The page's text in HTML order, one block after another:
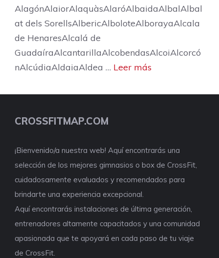
AlagónAlaiorAlaquàsAlaróAlbaidaAlbalAlbal
at dels SorellsAlbericAlboloteAlborayaAlcala
de HenaresAlcalá de
GuadaíraAlcantarillaAlcobendasAlcoiAlcorcó
nAlcúdiaAldaiaAldea … Leer más
CROSSFITMAP.COM
¡Bienvenido/a nuestra web! Aquí encontrarás una
selección de los mejores gimnasios o box de CrossFit,
cuidadosamente evaluados y recomendados para
brindarte una experiencia excepcional.
Aquí encontrarás instalaciones de última generación,
entrenadores altamente capacitados y una comunidad
apasionada que te apoyará en cada paso de tu viaje
de CrossFit.